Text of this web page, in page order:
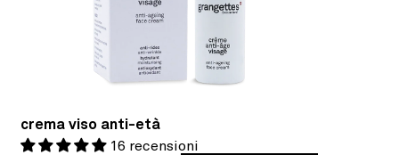
crema viso anti-età
16 recensioni